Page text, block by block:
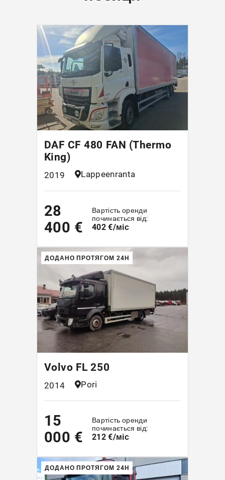
DAF CF 480 FAN (Thermo
King)
2019 Lappeenranta
28
400 €
Вартість оренди
починається від:
402 €/міс
ДОДАНО ПРОТЯГОМ 24H
Volvo FL 250
2014 Pori
15
000 €
Вартість оренди
починається від:
212 €/міс
ДОДАНО ПРОТЯГОМ 24H